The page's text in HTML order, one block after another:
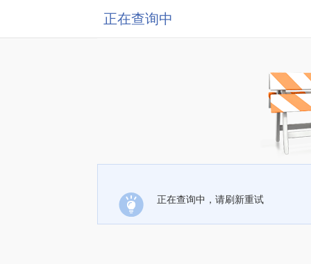
正在查询中
正在查询中，请刷新重试